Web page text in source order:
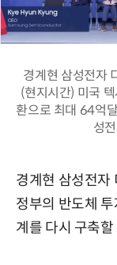
경계현 삼성전자
(현지시간) 미국
환으로 최대 64억
성
경계현 삼성전자
정부의 반도체
계를 다시 구축